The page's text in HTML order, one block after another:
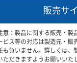
販売サ
意：製品に関する販売・製
ビス等の対応は製造元・販
も負いません。詳しくは、
ただきますようお願いいた